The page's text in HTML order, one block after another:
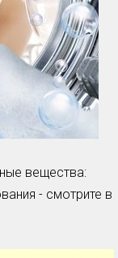
вещества:
- смотрите в